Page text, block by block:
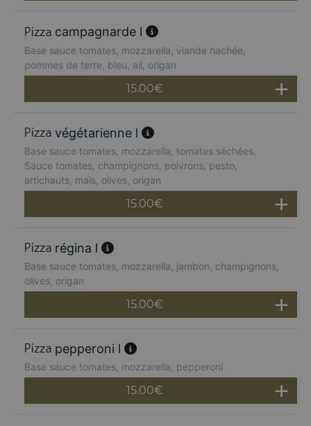
campagnarde l
Base sauce tomates, mozzarella, viande hachée,
pommes de terre, bleu, ail, origan
15.00€
végétarienne l
Base sauce tomates, mozzarella, tomates séchées,
Sauce tomates, champignons, poivrons, pesto,
artichauts, maïs, olives, origan
15.00€
régina l
Base sauce tomates, mozzarella, jambon, champignons,
olives, origan
15.00€
pepperoni l
Base sauce tomates, mozzarella, pepperoni
15.00€